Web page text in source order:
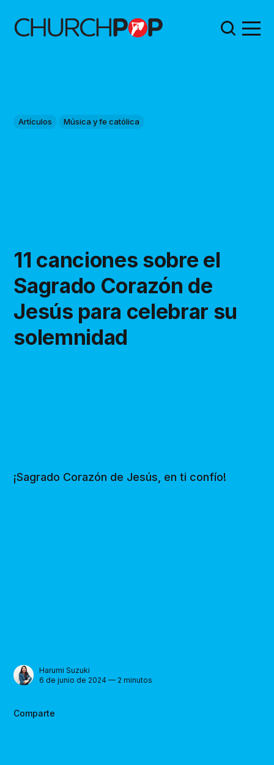
Artículos Música y fe católica
11 canciones sobre el
Sagrado Corazón de
Jesús para celebrar su
solemnidad
¡Sagrado Corazón de Jesús, en ti confío!
Harumi Suzuki
6 de junio de 2024 — 2 minutos
Comparte